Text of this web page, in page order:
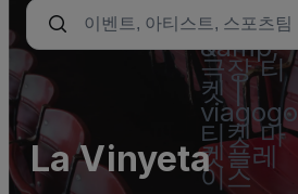
스포츠
&amp;
극장 티
켓 |
viagogo
티켓 마
켓플레
이스
La Vinyeta